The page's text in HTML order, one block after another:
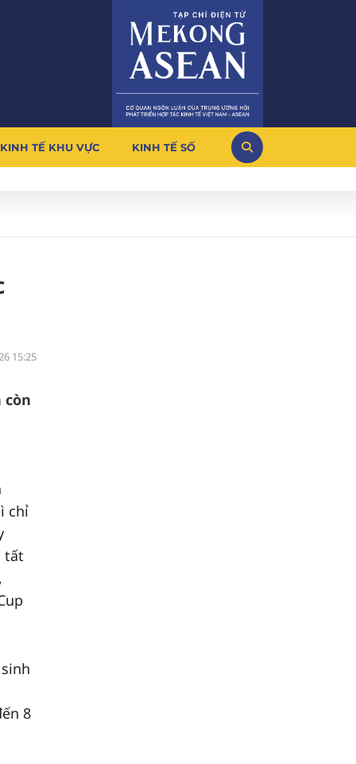
KINH TẾ KHU VỰC KINH TẾ SỐ
15:25
còn
chỉ
tất
8